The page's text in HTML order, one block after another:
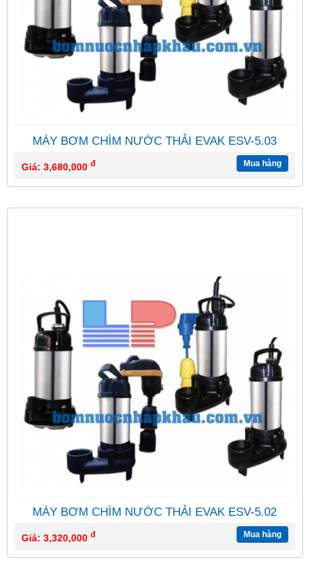
MÁY BƠM CHÌM NƯỚC THẢI EVAK ESV-5.03
Giá: 3,680,000 đ Mua hàng
MÁY BƠM CHÌM NƯỚC THẢI EVAK ESV-5.02
Giá: 3,320,000 đ Mua hàng